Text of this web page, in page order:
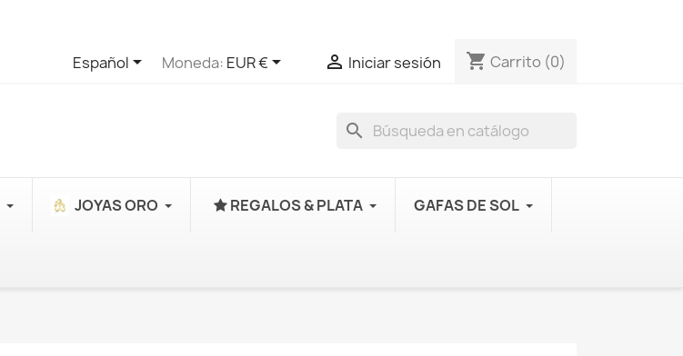
Español Moneda: EUR €  Iniciar sesión shopping_cart Carrito (0)
search
JOYAS ORO REGALOS & PLATA GAFAS DE SOL